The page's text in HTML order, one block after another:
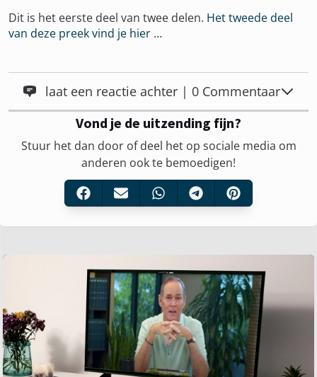
Dit is het eerste deel van twee delen. Het tweede deel
van deze preek vind je hier …
laat een reactie achter | 0 Commentaar
Vond je de uitzending fijn?
Stuur het dan door of deel het op sociale media om
anderen ook te bemoedigen!